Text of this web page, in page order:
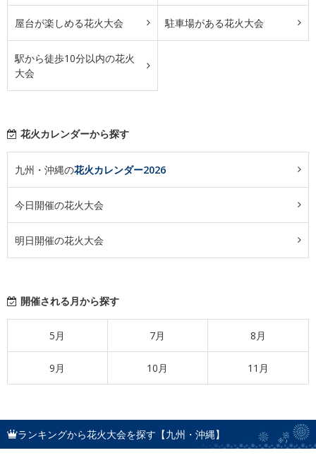
屋台が楽しめる花火大会 駐車場がある花火大会
駅から徒歩10分以内の花火
大会
花火カレンダーから探す
九州・沖縄の花火カレンダー2026
今日開催の花火大会
明日開催の花火大会
開催される月から探す
5月 7月 8月
9月 10月 11月
ランキングから花火大会を探す【九州・沖縄】